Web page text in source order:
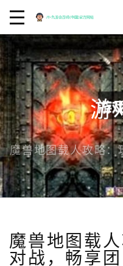
游
魔兽地图载人攻略
魔兽地图载
对战，畅享